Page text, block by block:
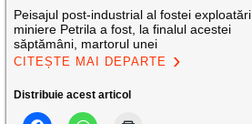
Peisajul post-industrial al fostei exploatări
miniere Petrila a fost, la finalul acestei
săptămâni, martorul unei
CITEȘTE MAI DEPARTE
Distribuie acest articol